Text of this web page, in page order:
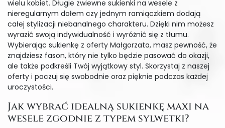
wielu kobiet. Długie zwiewne sukienki na wesele z
nieregularnym dołem czy jednym ramiączkiem dodają
całej stylizacji niebanalnego charakteru. Dzięki nim możesz
wyrazić swoją indywidualność i wyróżnić się z tłumu.
Wybierając sukienkę z oferty Małgorzata, masz pewność, że
znajdziesz fason, który nie tylko będzie pasować do okazji,
ale także podkreśli Twój wyjątkowy styl. Skorzystaj z naszej
oferty i poczuj się swobodnie oraz pięknie podczas każdej
uroczystości.
Jak wybrać idealną sukienkę maxi na
wesele zgodnie z typem sylwetki?